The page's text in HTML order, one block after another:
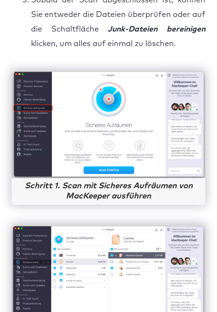
Sie entweder die Dateien überprüfen oder auf
die Schaltfläche Junk-Dateien bereinigen
klicken, um alles auf einmal zu löschen.
Schritt 1. Scan mit Sicheres Aufräumen von
MacKeeper ausführen